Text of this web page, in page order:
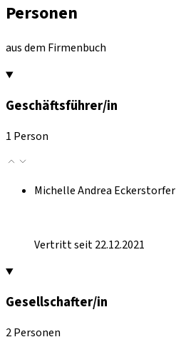
Personen
aus dem Firmenbuch
Geschäftsführer/in
1 Person
Michelle Andrea Eckerstorfer
Vertritt seit 22.12.2021
Gesellschafter/in
2 Personen